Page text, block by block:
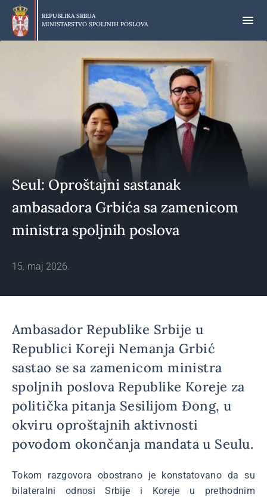
Preskoči
glavni
deo
REPUBLIKA SRBIJA
MINISTARSTVO SPOLJNIH POSLOVA
Seul: Oproštajni sastanak
ambasadora Grbića sa zamenicom
ministra spoljnih poslova
15. maj 2026.
Ambasador Republike Srbije u
Republici Koreji Nemanja Grbić
sastao se sa zamenicom ministra
spoljnih poslova Republike Koreje za
politička pitanja Sesilijom Đong, u
okviru oproštajnih aktivnosti
povodom okončanja mandata u Seulu.
Tokom razgovora obostrano je konstatovano da su
bilateralni odnosi Srbije i Koreje u prethodnim